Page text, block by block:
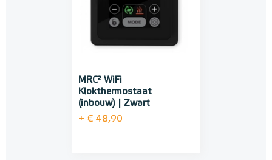
MRC² WiFi
Klokthermostaat
(inbouw) | Zwart
+ € 48,90